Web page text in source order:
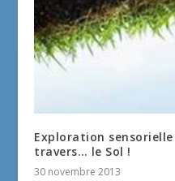
Exploration sensorielle
travers… le Sol !
30 novembre 2013